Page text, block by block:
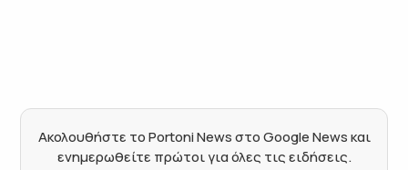
Ακολουθήστε το Portoni News στο Google News και
ενημερωθείτε πρώτοι για όλες τις ειδήσεις.